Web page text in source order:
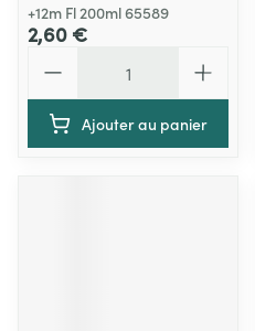
+12m Fl 200ml 65589
2,60 €
Ajouter au panier